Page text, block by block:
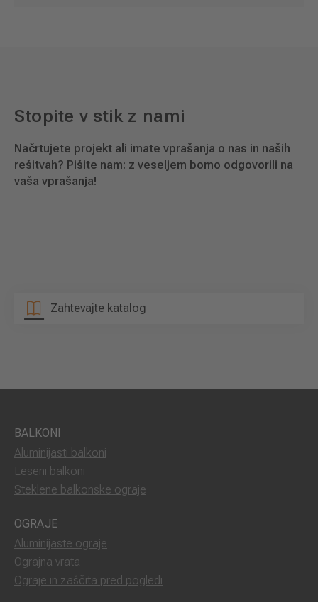
Stopite v stik z nami
Načrtujete projekt ali imate vprašanja o nas in naših
rešitvah? Pišite nam: z veseljem bomo odgovorili na
vaša vprašanja!
Zahtevajte katalog
BALKONI
Aluminijasti balkoni
Leseni balkoni
Steklene balkonske ograje
OGRAJE
Aluminijaste ograje
Ograjna vrata
Ograje in zaščita pred pogledi